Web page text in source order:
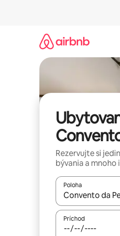
Rezervujte si
bývania a mnoho
Poloha
Keď budú
Príchod